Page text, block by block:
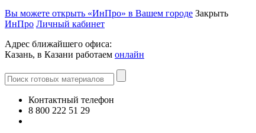
Вы можете открыть «ИнПро» в Вашем городе Закрыть
ИнПро Личный кабинет
Адрес ближайшего офиса:
Казань, в Казани работаем онлайн
Контактный телефон
8 800 222 51 29